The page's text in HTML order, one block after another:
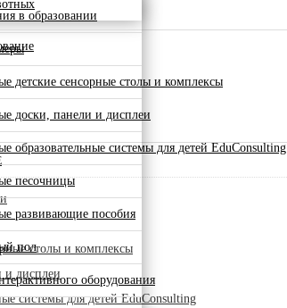
в образовании
детские сенсорные столы и комплексы
доски, панели и дисплеи
образовательные системы для детей EduConsulting
песочницы
развивающие пособия
пол
оборудования
столы и комплексы
и дисплеи
системы для детей EduConsulting